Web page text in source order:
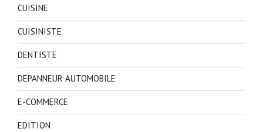
CUISINE
CUISINISTE
DENTISTE
DEPANNEUR AUTOMOBILE
E-COMMERCE
EDITION